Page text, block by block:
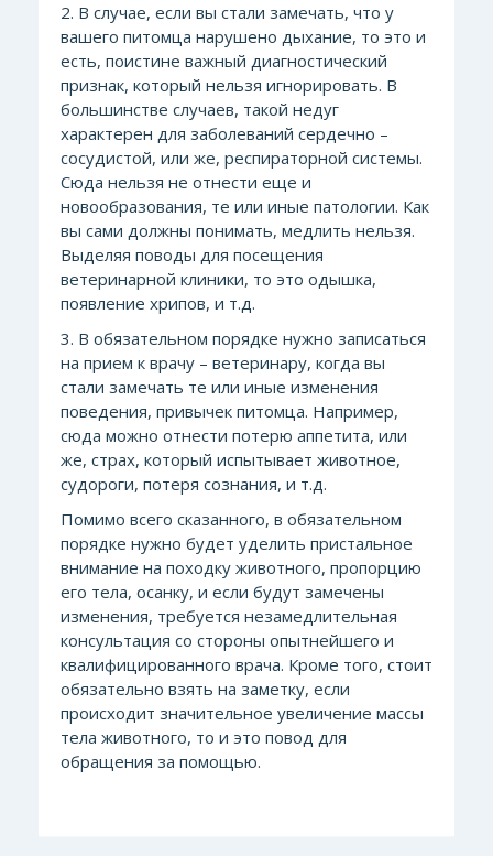
2. В случае, если вы стали замечать, что у
вашего питомца нарушено дыхание, то это и
есть, поистине важный диагностический
признак, который нельзя игнорировать. В
большинстве случаев, такой недуг
характерен для заболеваний сердечно –
сосудистой, или же, респираторной системы.
Сюда нельзя не отнести еще и
новообразования, те или иные патологии. Как
вы сами должны понимать, медлить нельзя.
Выделяя поводы для посещения
ветеринарной клиники, то это одышка,
появление хрипов, и т.д.
3. В обязательном порядке нужно записаться
на прием к врачу – ветеринару, когда вы
стали замечать те или иные изменения
поведения, привычек питомца. Например,
сюда можно отнести потерю аппетита, или
же, страх, который испытывает животное,
судороги, потеря сознания, и т.д.
Помимо всего сказанного, в обязательном
порядке нужно будет уделить пристальное
внимание на походку животного, пропорцию
его тела, осанку, и если будут замечены
изменения, требуется незамедлительная
консультация со стороны опытнейшего и
квалифицированного врача. Кроме того, стоит
обязательно взять на заметку, если
происходит значительное увеличение массы
тела животного, то и это повод для
обращения за помощью.